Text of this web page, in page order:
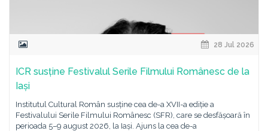
28 Jul 2026
ICR susține Festivalul Serile Filmului Românesc de la
Iași
Institutul Cultural Român susține cea de-a XVII-a ediție a
Festivalului Serile Filmului Românesc (SFR), care se desfășoară în
perioada 5–9 august 2026, la Iași. Ajuns la cea de-a